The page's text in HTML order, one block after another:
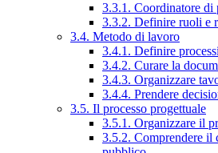
3.3.1. Coordinatore di
3.3.2. Definire ruoli e
3.4. Metodo di lavoro
3.4.1. Definire
3.4.2. Curare la
3.4.3. Organizzare
3.4.4. Prendere
3.5. Il processo progettuale
3.5.1. Organizzare il
3.5.2. Comprendere il